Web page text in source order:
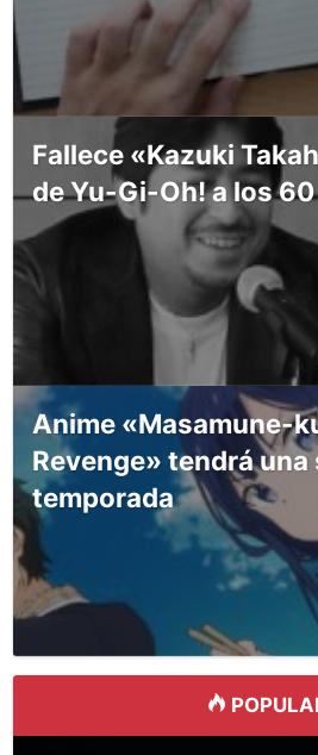
Fallece «Kazuki
de Yu-Gi-Oh! a los
Anime «Masamune-
Revenge» tendrá una
temporada